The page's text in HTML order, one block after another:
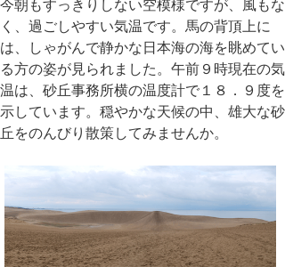
今朝もすっきりしない空模様ですが、風もな
く、過ごしやすい気温です。馬の背頂上に
は、しゃがんで静かな日本海の海を眺めてい
る方の姿が見られました。午前９時現在の気
温は、砂丘事務所横の温度計で１８．９度を
示しています。穏やかな天候の中、雄大な砂
丘をのんびり散策してみませんか。